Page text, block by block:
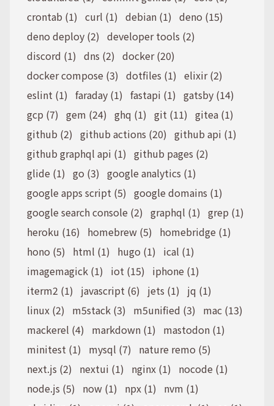
crontab (1) curl (1) debian (1) deno (15)
deno deploy (2) developer tools (2)
discord (1) dns (2) docker (20)
docker compose (3) dotfiles (1) elixir (2)
eslint (1) faraday (1) fastapi (1) gatsby (14)
gcp (7) gem (24) ghq (1) git (11) gitea (1)
github (2) github actions (20) github api (1)
github graphql api (1) github pages (2)
glide (1) go (3) google analytics (1)
google apps script (5) google domains (1)
google search console (2) graphql (1) grep (1)
heroku (16)
homebrew (5)
homebridge (1)
hono (5)
html (1) hugo (1)
ical (1)
imagemagick (1)
iot (15)
iphone (1)
iterm2 (1)
javascript (6) jets (1)
jq (1)
linux (2)
m5stack (3) m5unified (3)
mac (13)
mackerel (4)
markdown (1)
mastodon (1)
minitest (1)
mysql (7)
nature remo (5)
next.js (2)
nextui (1) nginx (1)
nocode (1)
node.js (5)
now (1) npx (1)
nvm (1)